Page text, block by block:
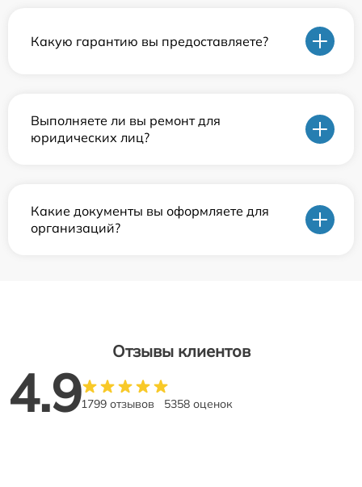
Какую гарантию вы предоставляете?
Выполняете ли вы ремонт для
юридических лиц?
Какие документы вы оформляете для
организаций?
Отзывы клиентов
4.91799 отзывов 5358 оценок